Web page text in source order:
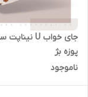
پوزه بژ
ناموجود